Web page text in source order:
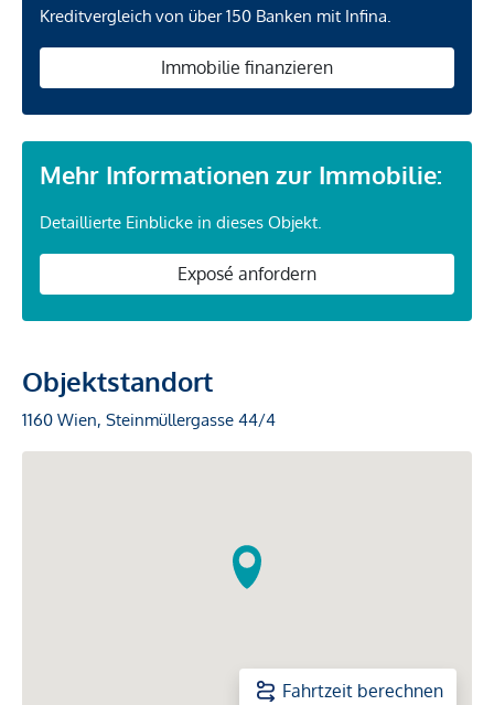
Kreditvergleich von über 150 Banken mit Infina.
Immobilie finanzieren
Mehr Informationen zur Immobilie:
Detaillierte Einblicke in dieses Objekt.
Exposé anfordern
Objektstandort
1160 Wien, Steinmüllergasse 44/4
Fahrtzeit berechnen